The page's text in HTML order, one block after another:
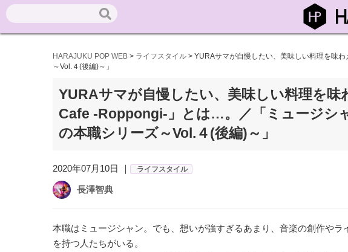
HARAJUKU POP WEB > ライフスタイル > YURAサマが自慢したい、美味しい料理を味
～Vol.４(後編)～」
YURAサマが自慢したい、美味しい料理を
Cafe -Roppongi-」とは…。／「ミュージシ
の本職シリーズ～Vol.４(後編)～」
2020年07月10日 ｜ ライフスタイル
長澤智典
本職はミュージシャン。でも、想いが強すぎるあまり、音楽の創作や
を持つ人たちがいる。